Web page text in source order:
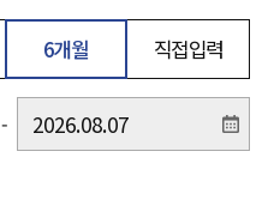
6개월 직접입력
-